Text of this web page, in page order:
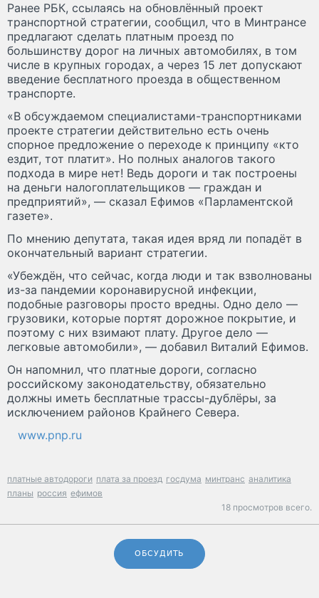
Ранее РБК, ссылаясь на обновлённый проект
транспортной стратегии, сообщил, что в Минтрансе
предлагают сделать платным проезд по
большинству дорог на личных автомобилях, в том
числе в крупных городах, а через 15 лет допускают
введение бесплатного проезда в общественном
транспорте.
«В обсуждаемом специалистами-транспортниками
проекте стратегии действительно есть очень
спорное предложение о переходе к принципу «кто
ездит, тот платит». Но полных аналогов такого
подхода в мире нет! Ведь дороги и так построены
на деньги налогоплательщиков — граждан и
предприятий», — сказал Ефимов «Парламентской
газете».
По мнению депутата, такая идея вряд ли попадёт в
окончательный вариант стратегии.
«Убеждён, что сейчас, когда люди и так взволнованы
из-за пандемии коронавирусной инфекции,
подобные разговоры просто вредны. Одно дело —
грузовики, которые портят дорожное покрытие, и
поэтому с них взимают плату. Другое дело —
легковые автомобили», — добавил Виталий Ефимов.
Он напомнил, что платные дороги, согласно
российскому законодательству, обязательно
должны иметь бесплатные трассы-дублёры, за
исключением районов Крайнего Севера.
www.pnp.ru
платные автодороги плата за проезд госдума минтранс аналитика
планы россия ефимов
18 просмотров всего.
ОБСУДИТЬ